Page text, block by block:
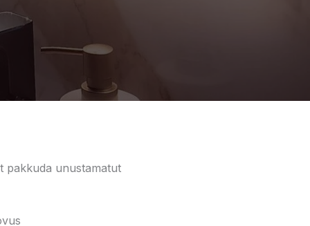
pakkuda unustamatut